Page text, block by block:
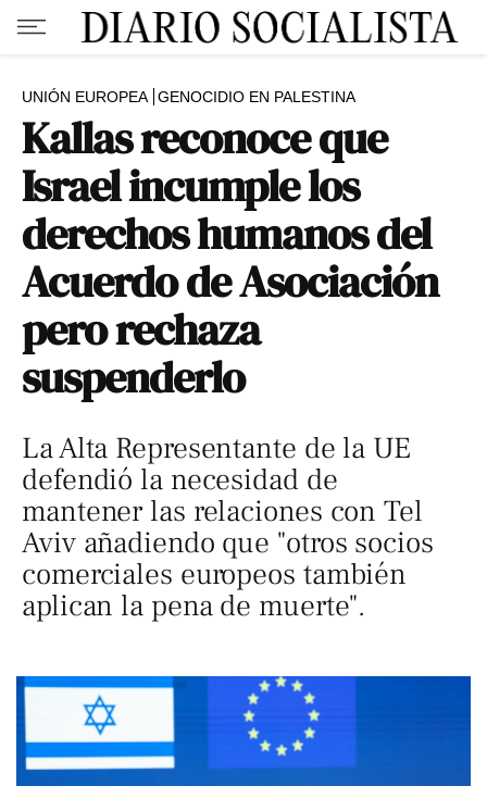
UNIÓN EUROPEA GENOCIDIO EN PALESTINA
Kallas reconoce que
Israel incumple los
derechos humanos del
Acuerdo de Asociación
pero rechaza
suspenderlo
La Alta Representante de la UE
defendió la necesidad de
mantener las relaciones con Tel
Aviv añadiendo que "otros socios
comerciales europeos también
aplican la pena de muerte".